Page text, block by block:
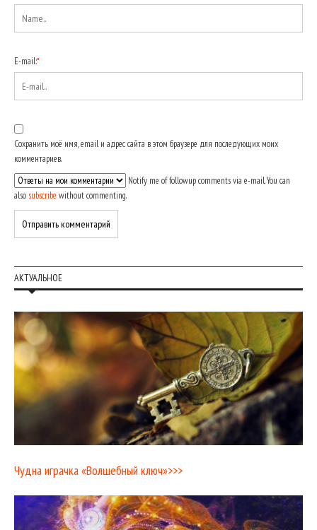
E-mail:*
Сохранить моё имя, email и адрес сайта в этом браузере для последующих моих
комментариев.
Notify me of followup comments via e-mail. You can
also subscribe without commenting.
АКТУАЛЬНОЕ
Чудна играчка «Волшебный ключ»>>>